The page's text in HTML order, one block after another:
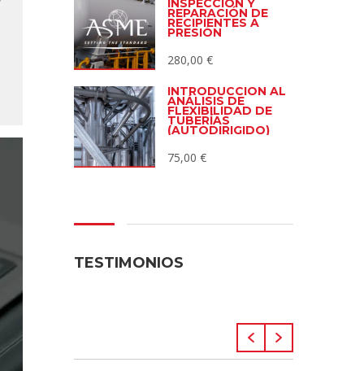
INSPECCIÓN Y
REPARACIÓN DE
RECIPIENTES A
PRESIÓN
280,00 €
INTRODUCCIÓN AL
ANÁLISIS DE
FLEXIBILIDAD DE
TUBERÍAS
(AUTODIRIGIDO)
75,00 €
TESTIMONIOS